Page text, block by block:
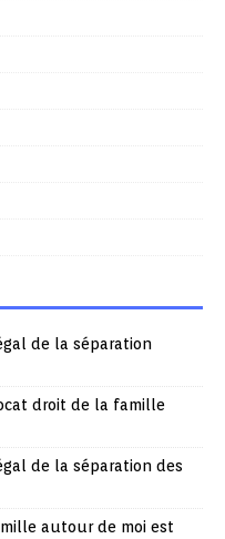
de la séparation
droit de la famille
de la séparation des
autour de moi est